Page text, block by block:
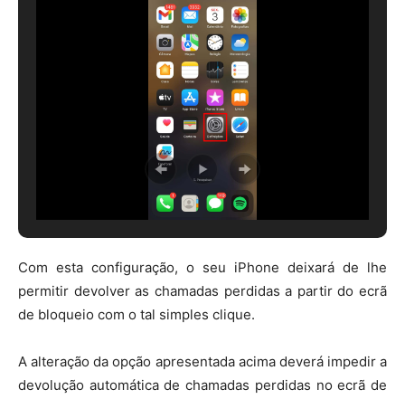
Com esta configuração, o seu iPhone deixará de lhe
permitir devolver as chamadas perdidas a partir do ecrã
de bloqueio com o tal simples clique.
A alteração da opção apresentada acima deverá impedir a
devolução automática de chamadas perdidas no ecrã de